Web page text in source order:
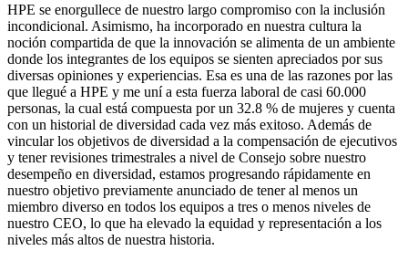
HPE se enorgullece de nuestro largo compromiso con la inclusión
incondicional. Asimismo, ha incorporado en nuestra cultura la
noción compartida de que la innovación se alimenta de un ambiente
donde los integrantes de los equipos se sienten apreciados por sus
diversas opiniones y experiencias. Esa es una de las razones por las
que llegué a HPE y me uní a esta fuerza laboral de casi 60.000
personas, la cual está compuesta por un 32.8 % de mujeres y cuenta
con un historial de diversidad cada vez más exitoso. Además de
vincular los objetivos de diversidad a la compensación de ejecutivos
y tener revisiones trimestrales a nivel de Consejo sobre nuestro
desempeño en diversidad, estamos progresando rápidamente en
nuestro objetivo previamente anunciado de tener al menos un
miembro diverso en todos los equipos a tres o menos niveles de
nuestro CEO, lo que ha elevado la equidad y representación a los
niveles más altos de nuestra historia.